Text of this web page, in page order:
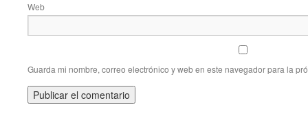
Web
Guarda mi nombre, correo electrónico y web en este navegador para la